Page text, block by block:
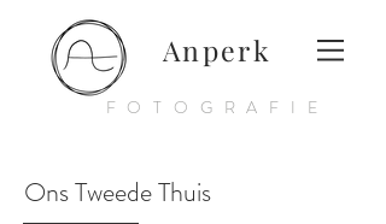
Anperk
FOTOGRAFIE
Ons Tweede Thuis